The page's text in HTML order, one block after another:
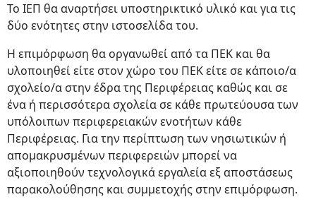
Το ΙΕΠ θα αναρτήσει υποστηρικτικό υλικό και για τις
δύο ενότητες στην ιστοσελίδα του.
Η επιμόρφωση θα οργανωθεί από τα ΠΕΚ και θα
υλοποιηθεί είτε στον χώρο του ΠΕΚ είτε σε κάποιο/α
σχολείο/α στην έδρα της Περιφέρειας καθώς και σε
ένα ή περισσότερα σχολεία σε κάθε πρωτεύουσα των
υπόλοιπων περιφερειακών ενοτήτων κάθε
Περιφέρειας. Για την περίπτωση των νησιωτικών ή
απομακρυσμένων περιφερειών μπορεί να
αξιοποιηθούν τεχνολογικά εργαλεία εξ αποστάσεως
παρακολούθησης και συμμετοχής στην επιμόρφωση.